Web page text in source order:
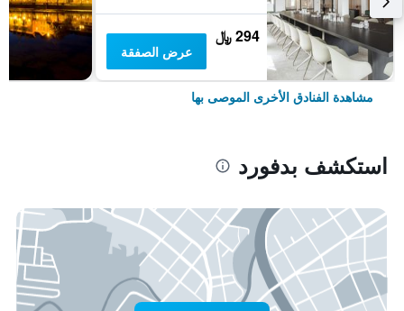
294 ﷼
عرض الصفقة
مشاهدة الفنادق الأخرى الموصى بها
استكشف بدفورد